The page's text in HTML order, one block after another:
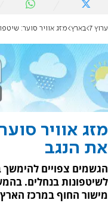
ערוץ 7 בארץ מזג אוויר סוער:
מזג אוויר
את הנגב
הגשמים צפויים להימשך
לשיטפונות בנחלים.
מישור החוף במרכז